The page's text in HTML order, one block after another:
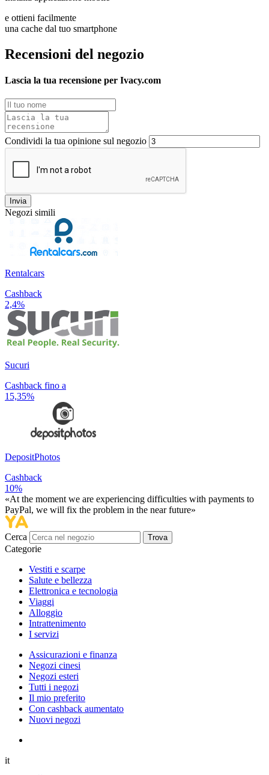
e ottieni facilmente
una cache dal tuo smartphone
Recensioni del negozio
Lascia la tua recensione per Ivacy.com
Condividi la tua opinione sul negozio
Invia
Negozi simili
Rentalcars
Cashback
2,4%
Sucuri
Cashback fino a
15,35%
DepositPhotos
Cashback
10%
«At the moment we are experiencing difficulties with payments to
PayPal, we will fix the problem in the near future»
Cerca Trova
Categorie
Vestiti e scarpe
Salute e bellezza
Elettronica e tecnologia
Viaggi
Alloggio
Intrattenimento
I servizi
Assicurazioni e finanza
Negozi cinesi
Negozi esteri
Tutti i negozi
Il mio preferito
Con cashback aumentato
Nuovi negozi
it